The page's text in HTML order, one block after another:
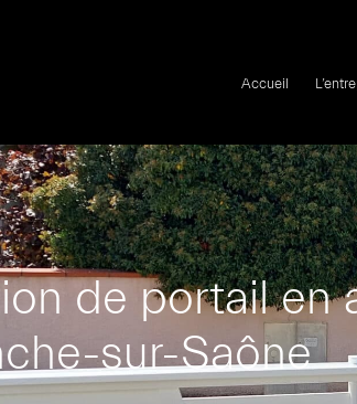
Accueil
de portail en
sur-Saône